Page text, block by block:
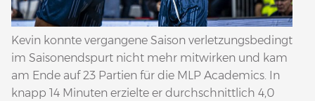
Kevin konnte vergangene Saison verletzungsbedingt
im Saisonendspurt nicht mehr mitwirken und kam
am Ende auf 23 Partien für die MLP Academics. In
knapp 14 Minuten erzielte er durchschnittlich 4,0